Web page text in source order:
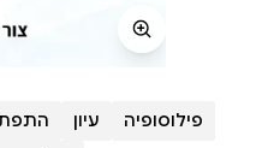
פילוסופיה עיון